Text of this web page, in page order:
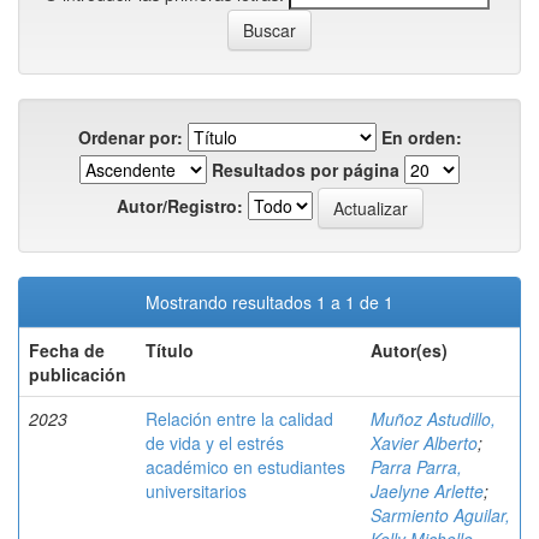
Ordenar por:
En orden:
Resultados por página
Autor/Registro:
Mostrando resultados 1 a 1 de 1
Fecha de
publicación
Título Autor(es)
2023
Relación entre la calidad
de vida y el estrés
académico en estudiantes
universitarios
Muñoz Astudillo,
Xavier Alberto;
Parra Parra,
Jaelyne Arlette;
Sarmiento Aguilar,